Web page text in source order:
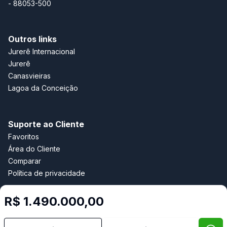
R$ 1.490.000,00
- 88053-500
Outros links
Jurerê Internacional
Jurerê
Canasvieiras
Lagoa da Conceição
Suporte ao Cliente
Favoritos
Área do Cliente
Comparar
Política de privacidade
Selo de Tecnologia Loft